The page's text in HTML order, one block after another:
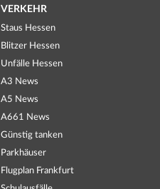
VERKEHR
Staus Hessen
Blitzer Hessen
Unfälle Hessen
A3 News
A5 News
A661 News
Günstig tanken
Parkhäuser
Flugplan Frankfurt